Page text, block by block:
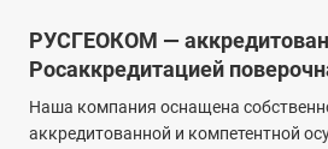
РУСГЕОКОМ —
Росаккредитацией
Наша компания оснащена
аккредитованной и компетентной